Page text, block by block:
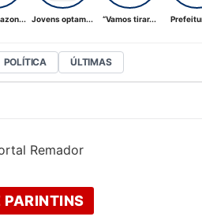
Jovens optam... “Vamos tirar...
POLÍTICA ÚLTIMAS
PARINTINS